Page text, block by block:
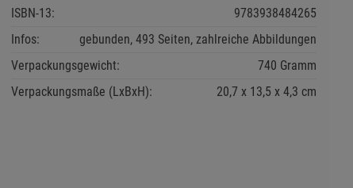
ISBN-13:
9783938484265
Infos:
gebunden, 493 Seiten, zahlreiche Abbildungen
Verpackungsgewicht:
740 Gramm
Verpackungsmaße (LxBxH):
20,7 13,5 4,3 cm